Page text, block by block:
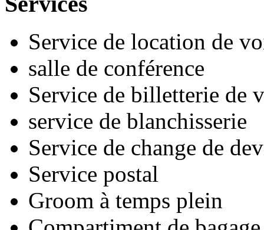
Service de location de
salle de conférence
Service de billetterie de
service de blanchisserie
Service de change de
Service postal
Groom à temps plein